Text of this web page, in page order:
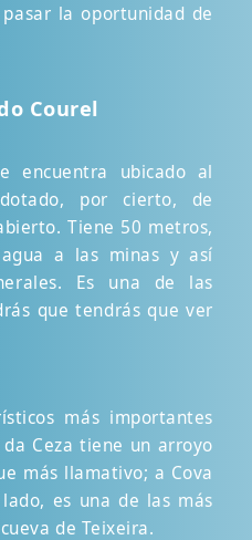
la oportunidad de
Courel
encuentra ubicado al
por cierto, de
Tiene 50 metros,
a las minas y así
Es una de las
que tendrás que ver
más importantes
Ceza tiene un arroyo
más llamativo; a Cova
es una de las más
de Teixeira.